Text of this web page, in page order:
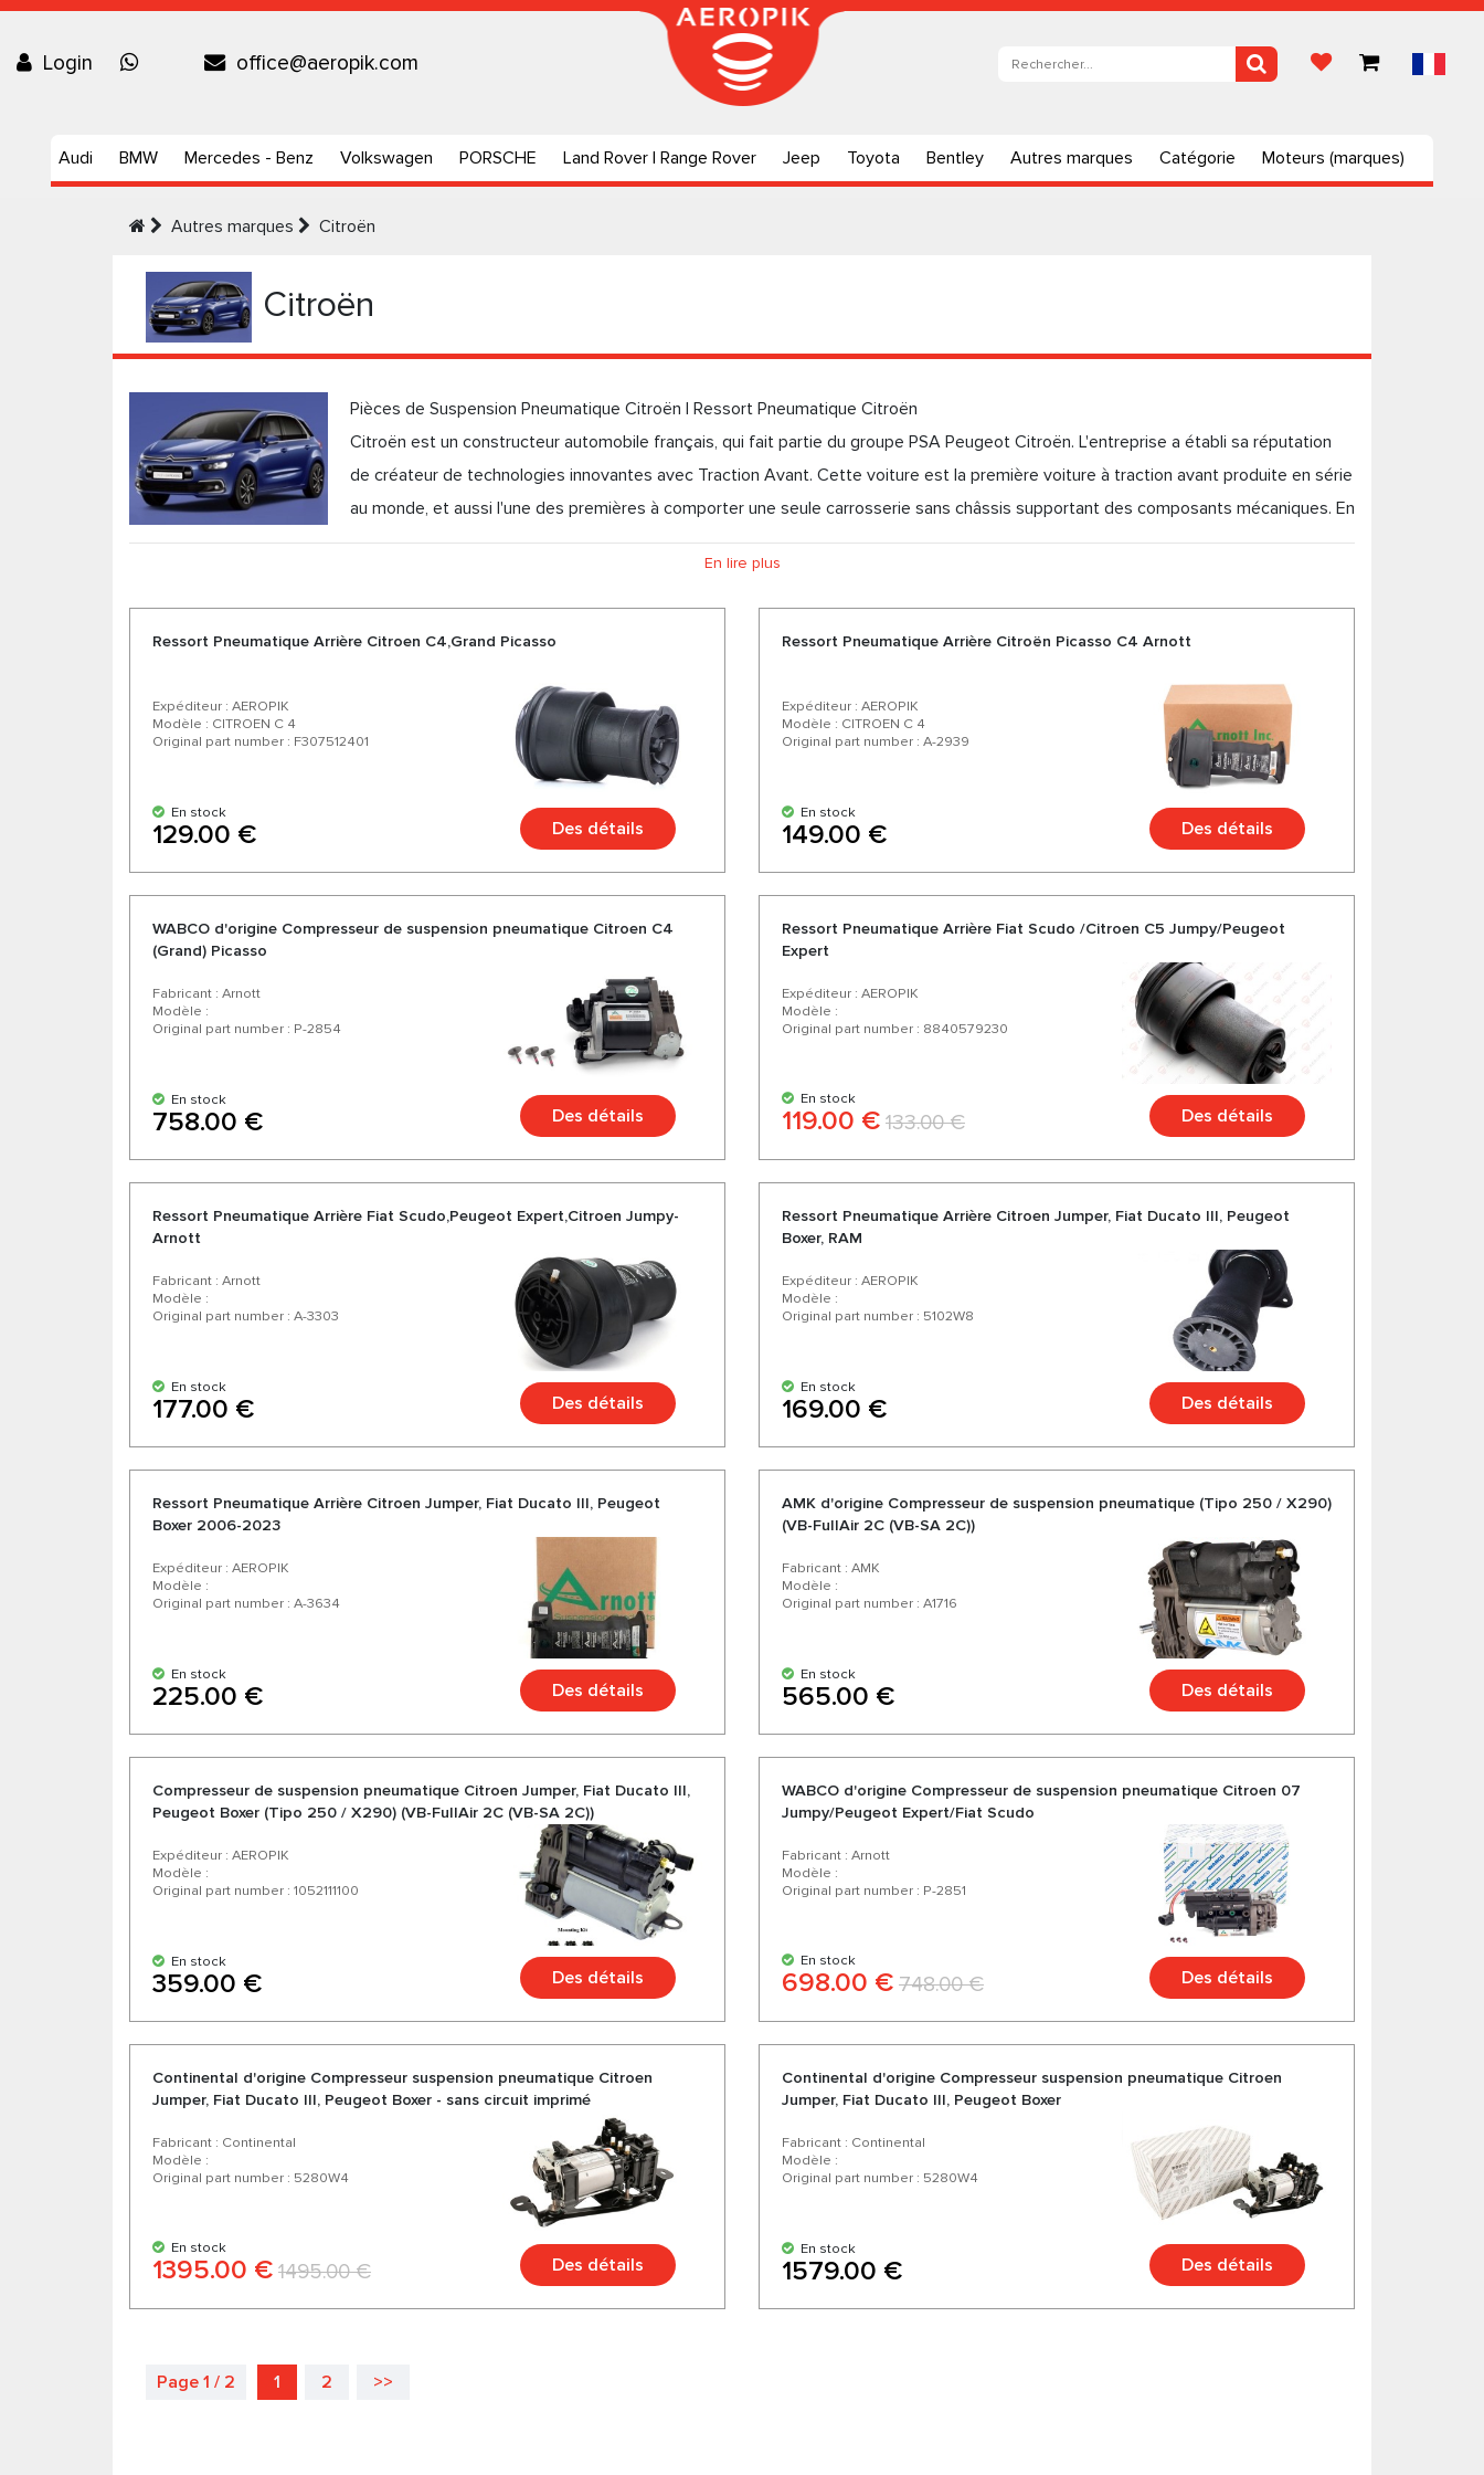
Login office@aeropik.com
Audi BMW Mercedes - Benz Volkswagen PORSCHE Land Rover | Range Rover Jeep Toyota Bentley Autres marques Catégorie Moteurs (marques)
Autres marques Citroën
Citroën
Pièces de Suspension Pneumatique Citroën | Ressort Pneumatique Citroën
Citroën est un constructeur automobile français, qui fait partie du groupe PSA Peugeot Citroën. L'entreprise a établi sa réputation
de créateur de technologies innovantes avec Traction Avant. Cette voiture est la première voiture à traction avant produite en série
au monde, et aussi l'une des premières à comporter une seule carrosserie sans châssis supportant des composants mécaniques. En
tant que distributeur officiel de pièces de suspension pneumatique, nous ressort pneumatique, compresseur Suspension Pneumatique, amortisseurs pour Citroën
à des prix compétitifs et la possibilité de livraison express. En nous choisissant, vous choisissez des pièces de qualité pour votre Citroën auprès de fabricants
allemands et américains de confiance. Profitez d'un excellent rapport qualité-prix, d'une large gamme et d'une variété de plus de 200 produits pour votre voiture.
En lire plus
Ressort Pneumatique Arrière Citroen C4,Grand Picasso
Expéditeur : AEROPIK
Modèle : CITROEN C 4
Original part number : F307512401
En stock
129.00 € Des détails
Ressort Pneumatique Arrière Citroën Picasso C4 Arnott
Expéditeur : AEROPIK
Modèle : CITROEN C 4
Original part number : A-2939
En stock
149.00 € Des détails
WABCO d'origine Compresseur de suspension pneumatique Citroen C4
(Grand) Picasso
Fabricant : Arnott
Modèle :
Original part number : P-2854
En stock
758.00 € Des détails
Ressort Pneumatique Arrière Fiat Scudo /Citroen C5 Jumpy/Peugeot
Expert
Expéditeur : AEROPIK
Modèle :
Original part number : 8840579230
En stock
119.00 € 133.00 € Des détails
Ressort Pneumatique Arrière Fiat Scudo,Peugeot Expert,Citroen Jumpy-
Arnott
Fabricant : Arnott
Modèle :
Original part number : A-3303
En stock
177.00 € Des détails
Ressort Pneumatique Arrière Citroen Jumper, Fiat Ducato III, Peugeot
Boxer, RAM
Expéditeur : AEROPIK
Modèle :
Original part number : 5102W8
En stock
169.00 € Des détails
Ressort Pneumatique Arrière Citroen Jumper, Fiat Ducato III, Peugeot
Boxer 2006-2023
Expéditeur : AEROPIK
Modèle :
Original part number : A-3634
En stock
225.00 € Des détails
AMK d'origine Compresseur de suspension pneumatique (Tipo 250 / X290)
(VB-FullAir 2C (VB-SA 2C))
Fabricant : AMK
Modèle :
Original part number : A1716
En stock
565.00 € Des détails
Compresseur de suspension pneumatique Citroen Jumper, Fiat Ducato III,
Peugeot Boxer (Tipo 250 / X290) (VB-FullAir 2C (VB-SA 2C))
Expéditeur : AEROPIK
Modèle :
Original part number : 1052111100
En stock
359.00 € Des détails
WABCO d'origine Compresseur de suspension pneumatique Citroen 07
Jumpy/Peugeot Expert/Fiat Scudo
Fabricant : Arnott
Modèle :
Original part number : P-2851
En stock
698.00 € 748.00 € Des détails
Continental d'origine Compresseur suspension pneumatique Citroen
Jumper, Fiat Ducato III, Peugeot Boxer - sans circuit imprimé
Fabricant : Continental
Modèle :
Original part number : 5280W4
En stock
1395.00 € 1495.00 € Des détails
Continental d'origine Compresseur suspension pneumatique Citroen
Jumper, Fiat Ducato III, Peugeot Boxer
Fabricant : Continental
Modèle :
Original part number : 5280W4
En stock
1579.00 € Des détails
Page 1 / 2 1 2 >>